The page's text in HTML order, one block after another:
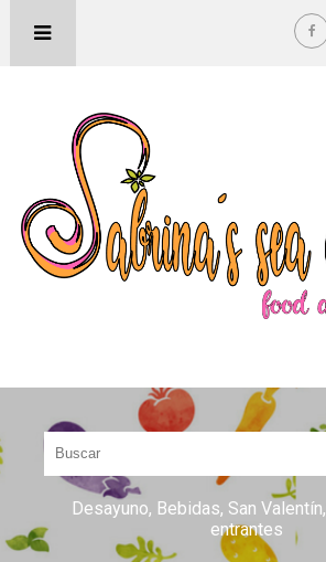
Desayuno Bebidas San Valentín
entrantes